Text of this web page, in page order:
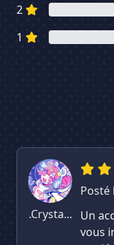
2
1
.Crysta...
Posté
Un
vous